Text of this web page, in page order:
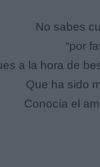
No sabes
“por
a la hora de
Que ha sido
Conocía el